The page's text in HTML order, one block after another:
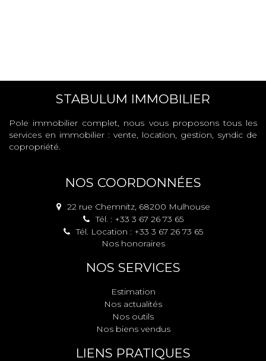
STABULUM IMMOBILIER
Pole immobilier complet, nous vous proposons tous les
services en immobilier : vente, location, gestion, syndic de
copropriété.
NOS COORDONNÉES
22 rue Chemnitz, 68200 Mulhouse
Tél. : +33 3 67 26 73 65
Tél. Location : +33 3 67 26 73 65
Nos honoraires
NOS SERVICES
Estimation
Nos actualités
Nos outils
Nos biens vendus
LIENS PRATIQUES